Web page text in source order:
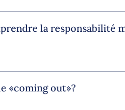
la responsabilité
«coming out»?